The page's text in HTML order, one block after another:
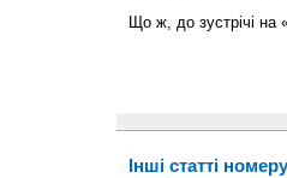
Що ж, до зустрічі
Інші статті номеру